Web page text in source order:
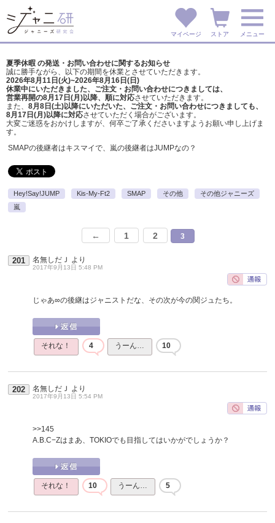
マイページ ストア メニュー
夏季休暇 の発送・お問い合わせに関するお知らせ
誠に勝手ながら、以下の期間を休業とさせていただきます。
2026年8月11日(火)~2026年8月16日(日)
休業中にいただきました、ご注文・お問い合わせにつきましては、
営業再開の8月17日(月)以降、順に対応させていただきます。
また、 8月8日(土)以降にいただいた、ご注文・ お問い合わせにつきましても、
8月17日(月)以降に対応させていただく場合がございます。
大変ご迷惑をおかけしますが、 何卒ご了承くださいますようお願い申し上げま
す。
SMAPの後継者はキスマイで、嵐の後継者はJUMPなの？
Hey!Say!JUMP Kis-My-Ft2 SMAP その他
その他ジャニーズ
嵐
← 1 2 3
201 名無しだＪ より
2017年9月13日 5:48 PM
じゃあ∞の後継はジャニストだな、その次が今の関ジュたち。
それな！ 4 うーん… 10
202 名無しだＪ より
2017年9月13日 5:54 PM
>>145
A.B.C−Zはまあ、TOKIOでも目指してはいかがでしょうか？
それな！ 10 うーん… 5